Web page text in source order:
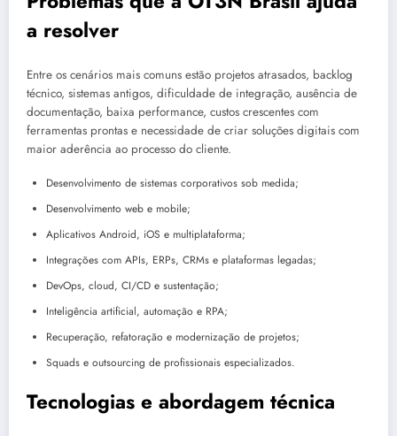
a resolver
Entre os cenários mais comuns estão projetos atrasados, backlog
técnico, sistemas antigos, dificuldade de integração, ausência de
documentação, baixa performance, custos crescentes com
ferramentas prontas e necessidade de criar soluções digitais com
maior aderência ao processo do cliente.
Desenvolvimento de sistemas corporativos sob medida;
Desenvolvimento web e mobile;
Aplicativos Android, iOS e multiplataforma;
Integrações com APIs, ERPs, CRMs e plataformas legadas;
DevOps, cloud, CI/CD e sustentação;
Inteligência artificial, automação e RPA;
Recuperação, refatoração e modernização de projetos;
Squads e outsourcing de profissionais especializados.
Tecnologias e abordagem técnica